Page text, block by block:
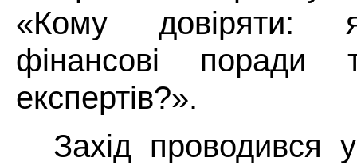
«Кому довіряти:
фінансові поради
експертів?».
Захід проводився